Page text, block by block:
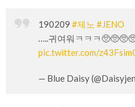
190209 #제노 #JENO
…..귀여워ㅋㅋㅋ
pic.twitter.com/
— Blue Daisy